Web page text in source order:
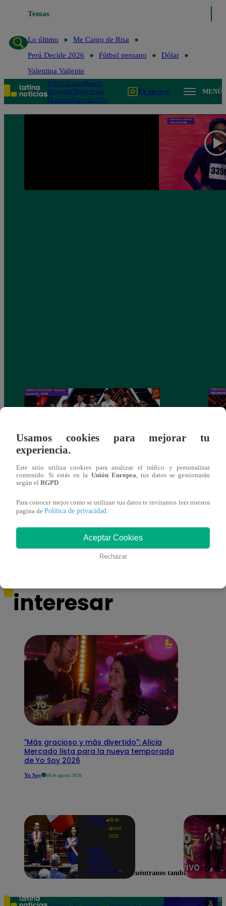
X
Temas
Lo último
Me Caigo de Risa
Perú Decide 2026
Fútbol peruano
Dólar
Valentina Valiente
PolíticaLimaMundo
Te ayudoTendencias
DeportesEspectáculos
TV en vivo MENÚ
Ricardo Morán dio el pase a los conciertos
interesar
"Más gracioso y más divertido": Alicia
Mercado lista para la nueva temporada
de Yo Soy 2026
Yo Soy 08 de agosto 2026
Política 08 de
agosto
2026
Keiko
Fujimori
sobre la
inseguridad:
que los
Usamos cookies para mejorar tu
experiencia.
Este sitio utiliza cookies para analizar el tráfico y personalizar
contenido. Si estás en la Unión Europea, tus datos se gestionarán
según el RGPD.
Para conocer mejor como se utilizan tus datos te invitamos leer nuestra
pagina de Política de privacidad.
Aceptar Cookies
Rechazar
Encuéntranos también en
Teléfono: 219